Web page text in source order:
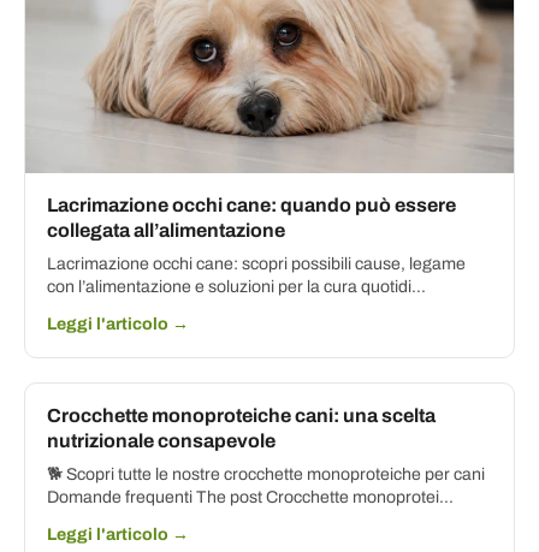
Lacrimazione occhi cane: quando può essere
collegata all’alimentazione
Lacrimazione occhi cane: scopri possibili cause, legame
con l’alimentazione e soluzioni per la cura quotidi...
Leggi l'articolo →
Crocchette monoproteiche cani: una scelta
nutrizionale consapevole
🐕 Scopri tutte le nostre crocchette monoproteiche per cani
Domande frequenti The post Crocchette monoprotei...
Leggi l'articolo →